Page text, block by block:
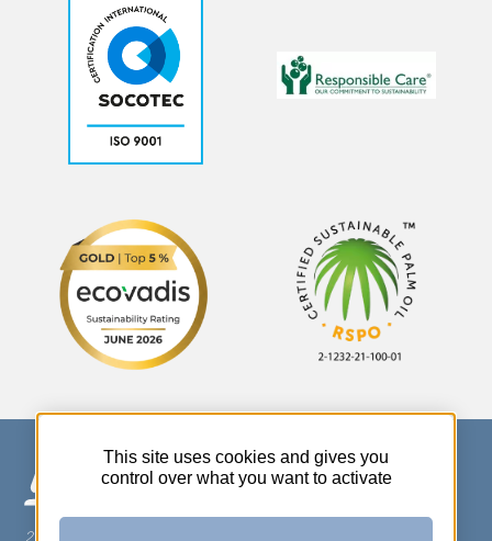
270 Rue Thérèse Planiol - 37310 TAUXIGNY
This site uses cookies and gives you
control over what you want to activate